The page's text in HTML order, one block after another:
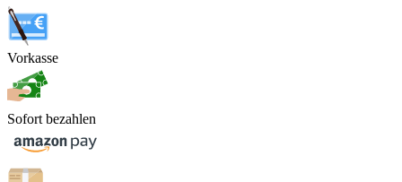
Vorkasse
Sofort bezahlen